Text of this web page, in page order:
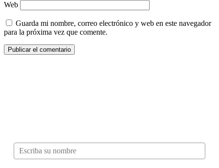
Web
Guarda mi nombre, correo electrónico y web en este navegador
para la próxima vez que comente.